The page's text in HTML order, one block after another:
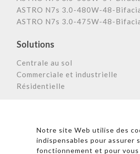
Notre site Web utilise des
indispensables pour assurer
fonctionnement et pour
ASTRO N7s 3.0-480W-48-
ASTRO N7s 3.0-475W-48-
Solutions
Centrale au sol
Commerciale et industrielle
Résidentielle